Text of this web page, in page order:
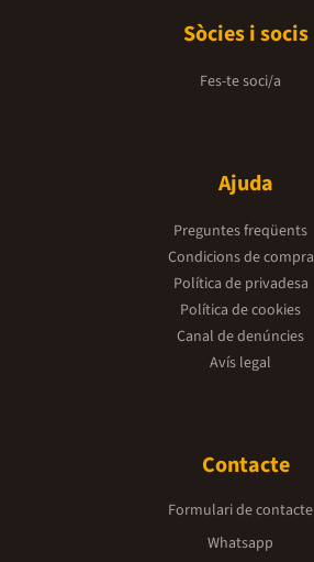
Sòcies i socis
Fes-te soci/a
Ajuda
Preguntes freqüents
Condicions de compra
Política de privadesa
Política de cookies
Canal de denúncies
Avís legal
Contacte
Formulari de contacte
Whatsapp